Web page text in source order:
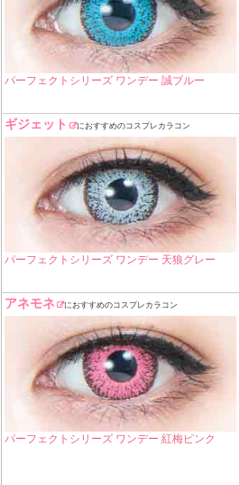
パーフェクトシリーズ ワンデー 誠ブルー
ギジェット におすすめのコスプレカラコン
パーフェクトシリーズ ワンデー 天狼グレー
アネモネ におすすめのコスプレカラコン
パーフェクトシリーズ ワンデー 紅梅ピンク